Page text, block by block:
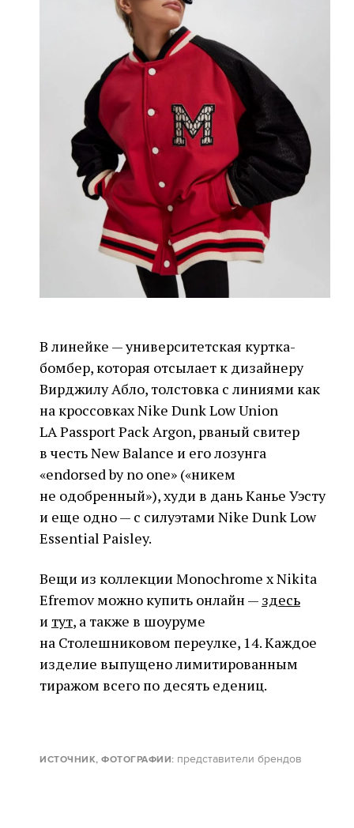
В линейке — университетская куртка-
бомбер, которая отсылает к дизайнеру
Вирджилу Абло, толстовка с линиями как
на кроссовках Nike Dunk Low Union
LA Passport Pack Argon, рваный свитер
в честь New Balance и его лозунга
«endorsed by no one» («никем
не одобренный»), худи в дань Канье Уэсту
и еще одно — с силуэтами Nike Dunk Low
Essential Paisley.
Вещи из коллекции Monochrome х Nikita
Efremov можно купить онлайн — здесь
итут, а также в шоуруме
на Столешниковом переулке, 14. Каждое
изделие выпущено лимитированным
тиражом всего по десять едениц.
ИСТОЧНИК, ФОТОГРАФИИ: представители брендов